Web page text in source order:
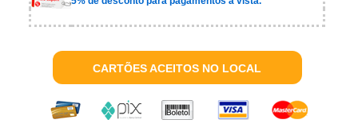
CARTÕES ACEITOS NO LOCAL